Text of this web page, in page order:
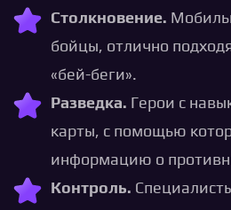
Столкновение.
бойцы, отлично
«бей-беги».
Разведка. Герои с
карты, с помощью
информацию о
Контроль.